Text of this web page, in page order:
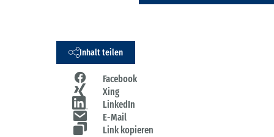
Inhalt teilen
Facebook
Xing
LinkedIn
E-Mail
Link kopieren